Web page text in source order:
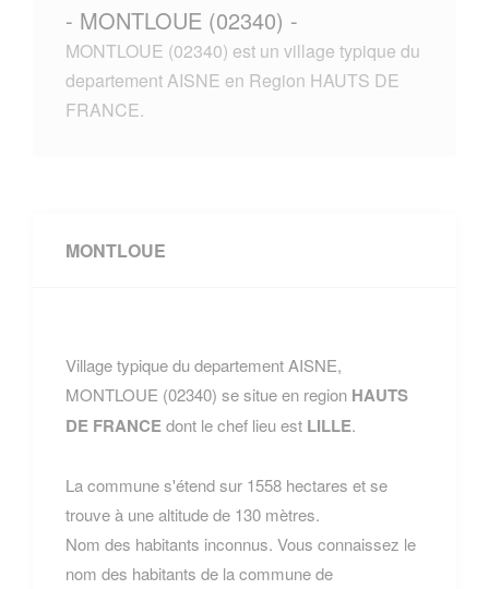
- MONTLOUE (02340) -
MONTLOUE (02340) est un village typique du
departement AISNE en Region HAUTS DE
FRANCE.
MONTLOUE
Village typique du departement AISNE,
MONTLOUE (02340) se situe en region HAUTS
DE FRANCEdont le chef lieu est LILLE.
La commune s'étend sur 1558 hectares et se
trouve à une altitude de 130 mètres.
Nom des habitants inconnus. Vous connaissez le
nom des habitants de la commune de